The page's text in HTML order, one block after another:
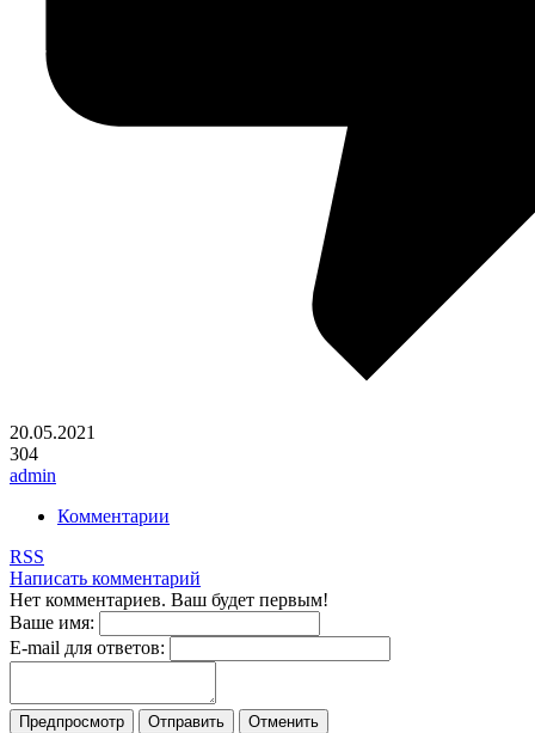
20.05.2021
304
admin
Комментарии
RSS
Написать комментарий
Нет комментариев. Ваш будет первым!
Ваше имя:
E-mail для ответов: